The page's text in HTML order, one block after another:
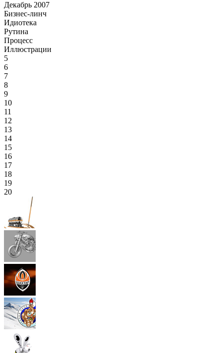
Декабрь 2007
Бизнес-линч
Идиотека
Рутина
Процесс
Иллюстрации
5
6
7
8
9
10
11
12
13
14
15
16
17
18
19
20